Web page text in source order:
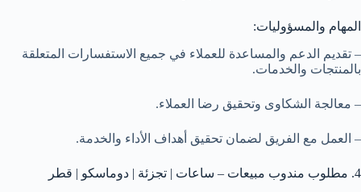
المهام والمسؤوليات:
– تقديم الدعم والمساعدة للعملاء في جميع الاستفسارات المتعلقة
بالمنتجات والخدمات.
– معالجة الشكاوى وتحقيق رضا العملاء.
– العمل مع الفريق لضمان تحقيق أهداف الأداء والخدمة.
4. مطلوب مندوب مبيعات – ساعات | تجزئة | دوماسكو | قطر